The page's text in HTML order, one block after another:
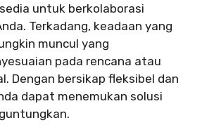
untuk berkolaborasi
Terkadang, keadaan yang
muncul yang
pada rencana atau
Dengan bersikap fleksibel dan
dapat menemukan solusi